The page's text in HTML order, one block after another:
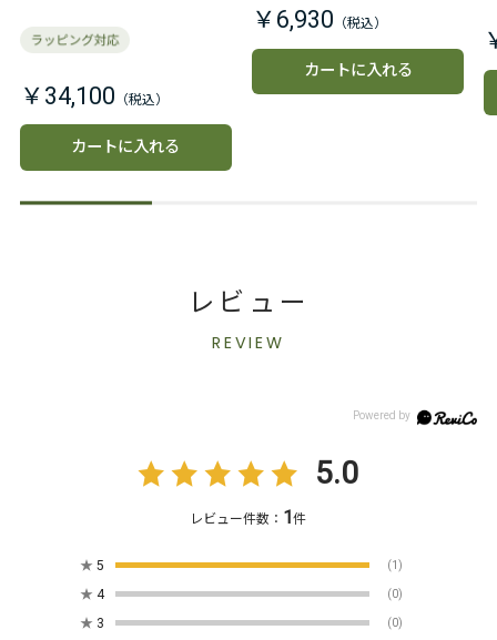
￥34,100
カートに入れる
￥6,930
カートに入れる
レビュー
REVIEW
5.0
レビュー件数： 1件
★ 5 (1)
★ 4 (0)
★ 3 (0)